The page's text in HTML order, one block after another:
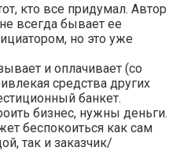
кто все придумал. Автор
всегда бывает ее
но это уже
и оплачивает (со
средства других
банкет.
бизнес, нужны деньги.
беспокоиться как сам
так и заказчик/